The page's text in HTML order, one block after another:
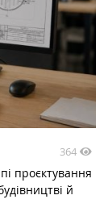
364
проєктування
й